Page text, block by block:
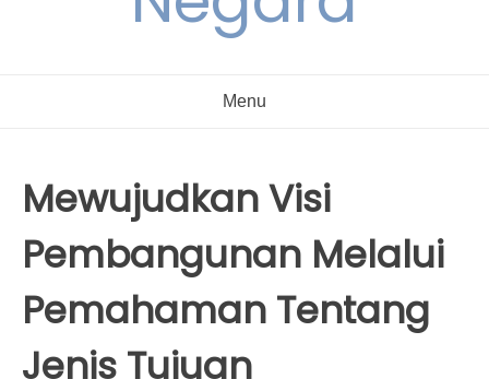
Menu
Mewujudkan Visi
Pembangunan Melalui
Pemahaman Tentang
Jenis Tujuan